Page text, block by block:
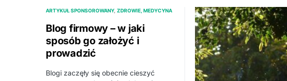
ARTYKUŁ SPONSOROWANY ZDROWIE, MEDYCYNA
Blog firmowy – w jaki
sposób go założyć i
prowadzić
Blogi zaczęły się obecnie cieszyć